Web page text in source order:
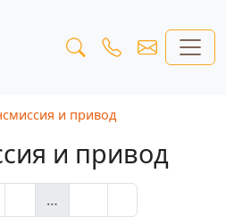
и привод
и привод
…